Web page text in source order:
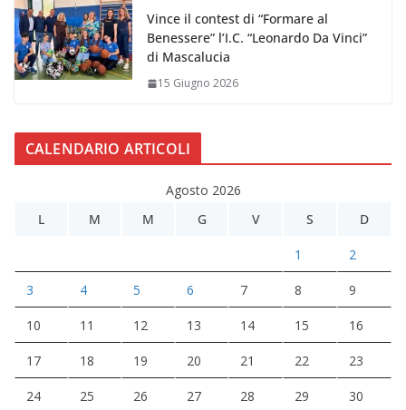
Vince il contest di “Formare al
Benessere” l’I.C. “Leonardo Da Vinci”
di Mascalucia
15 Giugno 2026
CALENDARIO ARTICOLI
Agosto 2026
L
M M G V S D
1 2
3 4 5 6 7 8 9
10 11 12 13 14 15 16
17 18 19 20 21 22 23
24 25 26 27 28 29 30